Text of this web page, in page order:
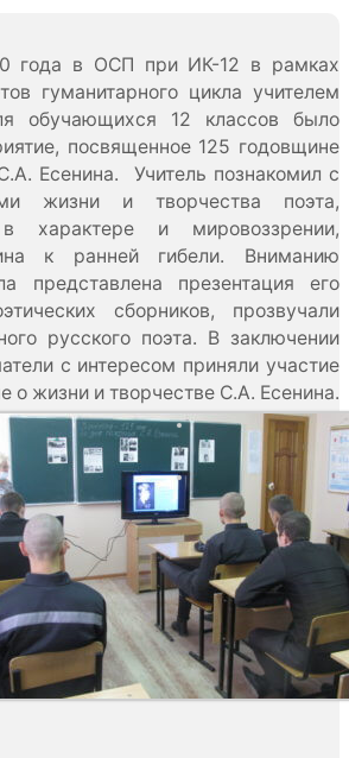
года в ОСП при ИК-12 в рамках
гуманитарного цикла учителем
обучающихся 12 классов было
посвященное 125 годовщине
Есенина. Учитель познакомил с
жизни и творчества поэта,
в характере и мировоззрении,
к ранней гибели. Вниманию
представлена презентация его
сборников, прозвучали
русского поэта. В заключении
с интересом приняли участие
о жизни и творчестве С.А. Есенина.